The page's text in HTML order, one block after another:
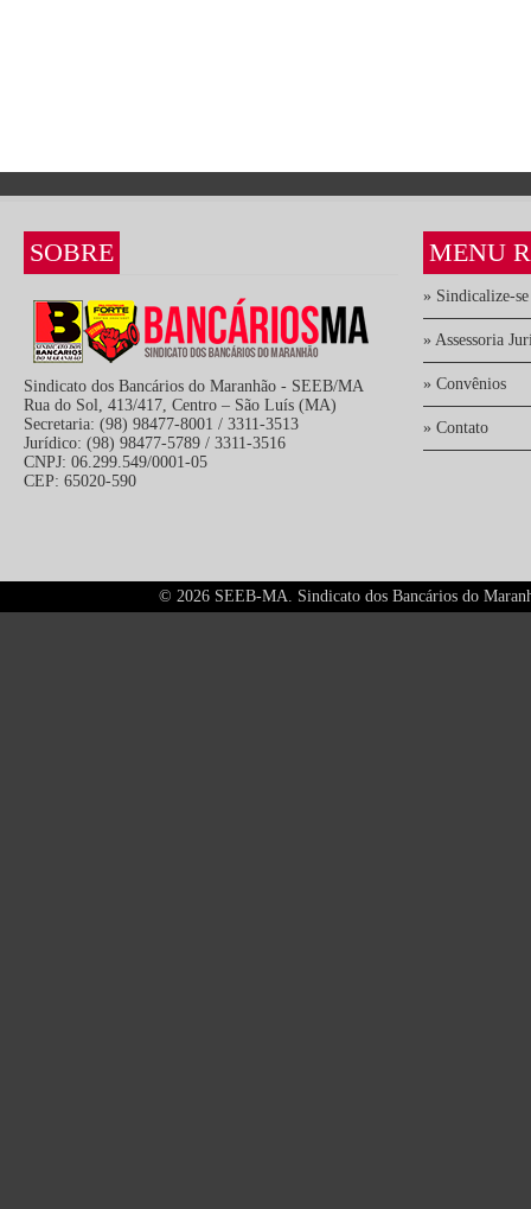
SOBRE
Sindicato dos Bancários do Maranhão - SEEB/MA
Rua do Sol, 413/417, Centro – São Luís (MA)
Secretaria: (98) 98477-8001 / 3311-3513
Jurídico: (98) 98477-5789 / 3311-3516
CNPJ: 06.299.549/0001-05
CEP: 65020-590
MENU
» Sindicalize-se
» Assessoria
» Convênios
» Contato
© 2026 SEEB-MA. Sindicato dos Bancários do